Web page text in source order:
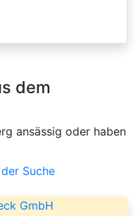
dem
ansässig oder haben
Suche